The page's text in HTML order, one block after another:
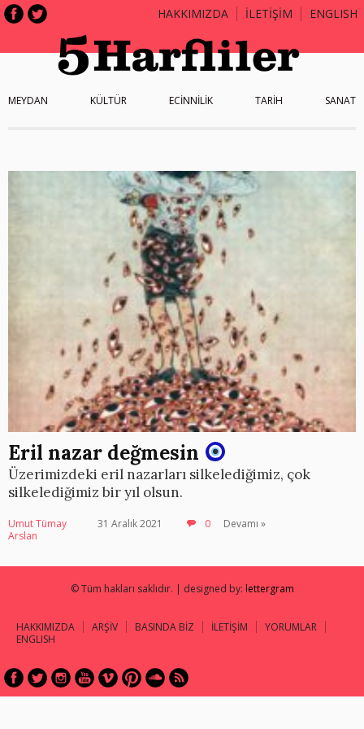
HAKKIMIZDA İLETİŞİM ENGLISH
MEYDAN KÜLTÜR ECİNNİLİK TARİH SANAT
Eril nazar değmesin
Üzerimizdeki eril nazarları silkelediğimiz, çok
silkelediğimiz bir yıl olsun.
Umut Tümay
Arslan
31 Aralık 2021 0 Devamı »
© Tüm hakları saklıdır. | designed by: lettergram
HAKKIMIZDA ARŞİV BASINDA BİZ İLETİŞİM
YORUMLAR
ENGLISH